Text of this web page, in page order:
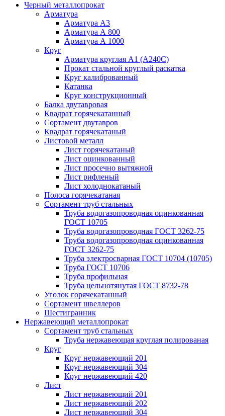
Черный металлопрокат
Арматура
Арматура А3
Арматура А 800
Арматура А 1000
Круг
Арматура круглая А1 (А240C)
Прокат стальной круглый раскатка
Круг калиброванный
Катанка
Круг конструкционный
Балка двутавровая
Квадрат горячекатанный
Сортамент двутавров
Квадрат горячекатаный
Листовой металл
Лист горячекатаный
Лист оцинкованный
Лист просечно вытяжной
Лист рифленый
Лист холоднокатаный
Полоса горячекатаная
Сортамент труб стальных
Труба водогазопроводная оцинкованная
ГОСТ 10705
Труба водогазопроводная ГОСТ 3262-75
Труба водогазопроводная оцинкованная
ГОСТ 3262-75
Труба электросварная ГОСТ 10704 (10705)
Труба ГОСТ 10706
Труба профильная
Труба цельнотянутая ГОСТ 8732-78
Уголок горячекатанный
Сортамент швеллеров
Шестигранник
Нержавеющий металлопрокат
Сортамент труб стальных
Труба нержавеющая круглая полированая
Круг
Круг нержавеющий 201
Круг нержавеющий 304
Круг нержавеющий 420
Лист
Лист нержавеющий 201
Лист нержавеющий 202
Лист нержавеющий 304